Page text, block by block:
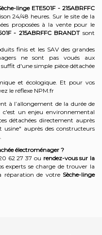
linge ETE501F - 215ABRFFC
24/48 heures. Sur le site de la
proposées à la vente pour le
- 215ABRFFC BRANDTsont
finis et les SAV des grandes
ne sont pas voués aux
d'une simple pièce détachée
et écologique. Et pour vos
le réflexe NPM.fr
à l’allongement de la durée de
c'est un enjeu environnemental
détachées directement auprès
auprès des constructeurs
électroménager ?
62 27 37 ou rendez-vous sur la
experts se charge de trouver la
réparation de votre Sèche-linge